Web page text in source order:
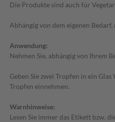
Die Produkte sind auch für
Abhängig von dem eigenen
Anwendung:
Nehmen Sie, abhängig von Ihrem
Geben Sie zwei Tropfen in ein
Tropfen einnehmen.
Warnhinweise:
Lesen Sie immer das Etikett bzw.